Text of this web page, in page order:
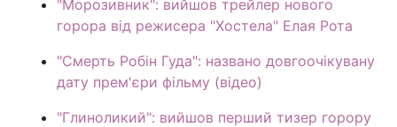
"Морозивник": вийшов трейлер нового
горора від режисера "Хостела" Елая Рота
"Смерть Робін Гуда": названо довгоочікувану
дату прем'єри фільму (відео)
"Глиноликий": вийшов перший тизер горору